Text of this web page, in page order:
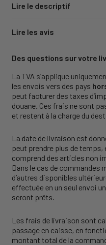
Lire le descriptif
Lire les avis
Des questions sur votre
La TVA s’applique
les envois vers des pays
peut facturer des taxes
douane. Ces frais ne sont
et restent à la charge du
La date de livraison est
peut prendre plus de
comprend des articles non
Dans le cas de
d’autres disponibles
effectuée en un seul envoi
seront prêts.
Les frais de livraison sont
passage en caisse, en
montant total de la